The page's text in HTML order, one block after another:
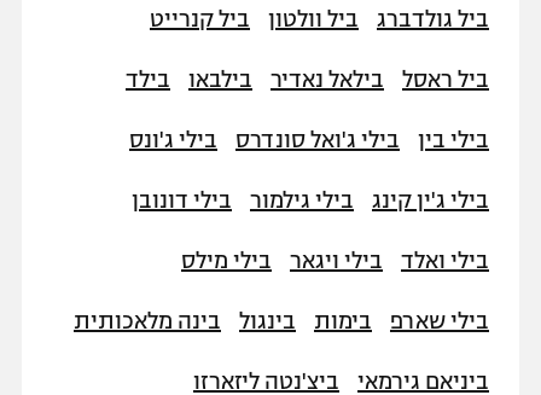
ביל גולדברג ביל וולטון ביל קנרייט
ביל ראסל בילאל נאדיר בילבאו בילד
בילי בין בילי ג'ואל סונדרס בילי ג'ונס
בילי ג'ין קינג בילי גילמור בילי דונובן
בילי ואלד בילי ויגאר בילי מילס
בילי שארפ בימות בינגול בינה מלאכותית
ביניאם גירמאי ביצ'נטה ליזארזו